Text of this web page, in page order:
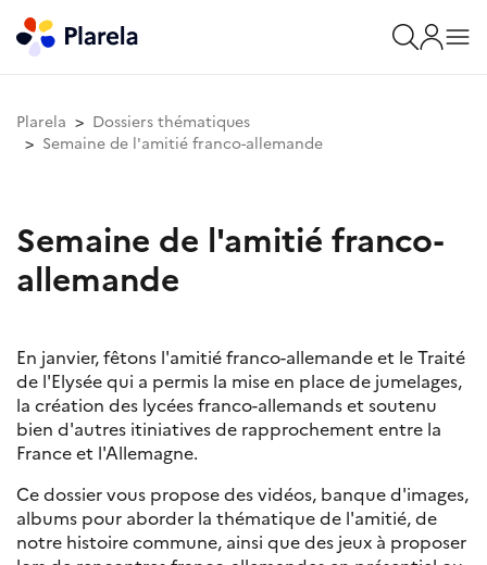
Plarela
Dossiers thématiques
Semaine de l'amitié franco-allemande
Semaine de l'amitié franco-
allemande
En janvier, fêtons l'amitié franco-allemande et le Traité
de l'Elysée qui a permis la mise en place de jumelages,
la création des lycées franco-allemands et soutenu
bien d'autres itiniatives de rapprochement entre la
France et l'Allemagne.
Ce dossier vous propose des vidéos, banque d'images,
albums pour aborder la thématique de l'amitié, de
notre histoire commune, ainsi que des jeux à proposer